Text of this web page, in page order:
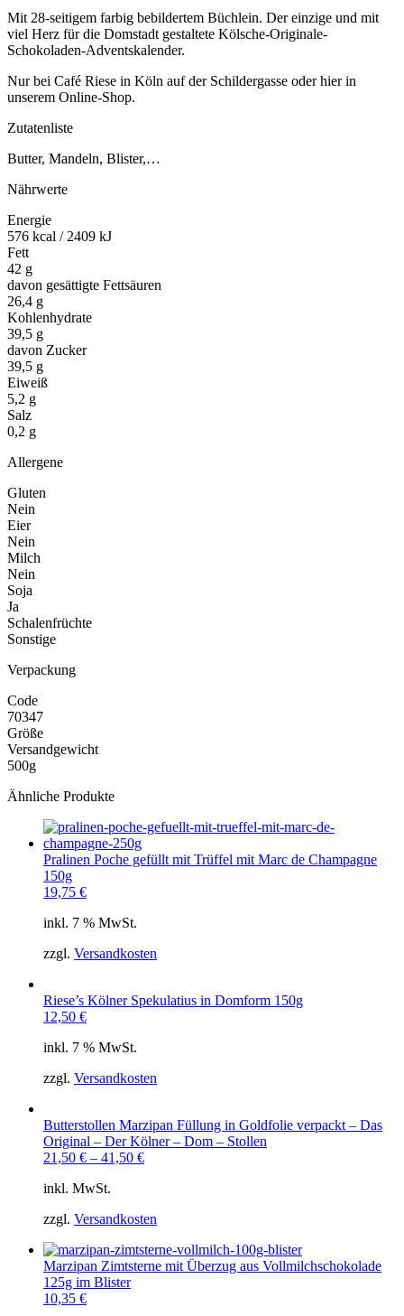
Mit 28-seitigem farbig bebildertem Büchlein. Der einzige und mit
viel Herz für die Domstadt gestaltete Kölsche-Originale-
Schokoladen-Adventskalender.
Nur bei Café Riese in Köln auf der Schildergasse oder hier in
unserem Online-Shop.
Zutatenliste
Butter, Mandeln, Blister,…
Nährwerte
Energie
576 kcal / 2409 kJ
Fett
42 g
davon gesättigte Fettsäuren
26,4 g
Kohlenhydrate
39,5 g
davon Zucker
39,5 g
Eiweiß
5,2 g
Salz
0,2 g
Allergene
Gluten
Nein
Eier
Nein
Milch
Nein
Soja
Ja
Schalenfrüchte
Sonstige
Verpackung
Code
70347
Größe
Versandgewicht
500g
Ähnliche Produkte
Pralinen Poche gefüllt mit Trüffel mit Marc de Champagne
150g
19,75 €
inkl. 7 % MwSt.
zzgl. Versandkosten
Riese’s Kölner Spekulatius in Domform 150g
12,50 €
inkl. 7 % MwSt.
zzgl. Versandkosten
Butterstollen Marzipan Füllung in Goldfolie verpackt – Das
Original – Der Kölner – Dom – Stollen
21,50 € – 41,50 €
inkl. MwSt.
zzgl. Versandkosten
Marzipan Zimtsterne mit Überzug aus Vollmilchschokolade
125g im Blister
10,35 €